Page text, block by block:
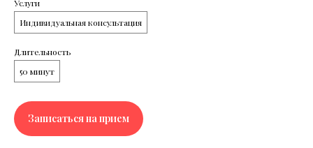
Услуги
Индивидуальная консультация
Длительность
50 минут
Записаться на прием
Читать все статьи